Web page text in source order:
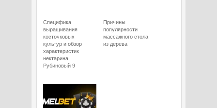
Специфика
выращивания
косточковых
культур и обзор
характеристик
нектарина
Рубиновый 9
Причины
популярности
массажного стола
из дерева